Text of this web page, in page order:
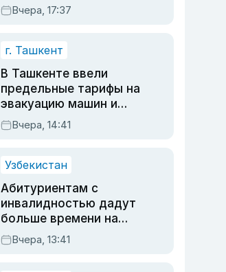
дубли аккаунтов и
очереди по онлайн-
Вчера, 17:37
г. Ташкент
В Ташкенте ввели
предельные тарифы на
эвакуацию машин и
штрафстоянки
Вчера, 14:41
Узбекистан
Абитуриентам с
инвалидностью дадут
больше времени на
вступительных
экзаменах
Вчера, 13:41